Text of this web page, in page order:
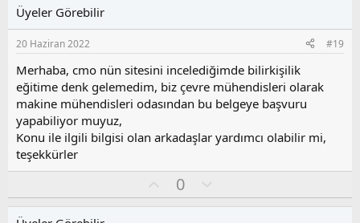
s
u
z
o
y
a
Üyeler Görebilir
20 Haziran 2022 #19
Merhaba, cmo nün sitesini incelediğimde bilirkişilik
eğitime denk gelemedim, biz çevre mühendisleri olarak
makine mühendisleri odasından bu belgeye başvuru
yapabiliyor muyuz,
Konu ile ilgili bilgisi olan arkadaşlar yardımcı olabilir mi,
teşekkürler
y
0
l